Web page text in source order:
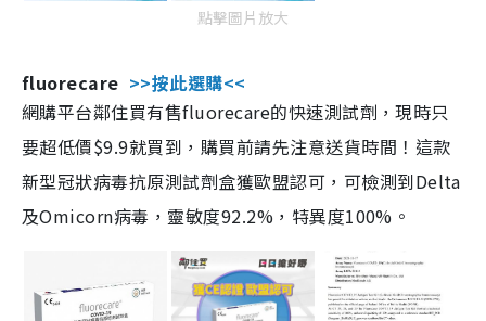
點擊圖片放大
fluorecare >>按此選購<<
網購平台鄰住買有售fluorecare的快速測試劑，現時只
要超低價$9.9就買到，購買前請先注意送貨時間！這款
新型冠狀病毒抗原測試劑盒獲歐盟認可，可檢測到Delta
及Omicorn病毒，靈敏度92.2%，特異度100%。